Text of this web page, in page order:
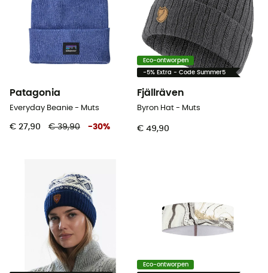
Patagonia
Everyday Beanie - Muts
€ 27,90 € 39,90 -30%
Eco-ontworpen
-5% Extra - Code Summer5
Fjällräven
Byron Hat - Muts
€ 49,90
Eco-ontworpen